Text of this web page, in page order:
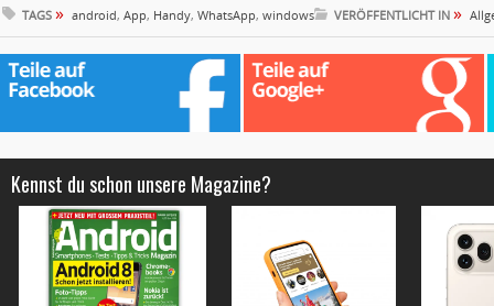
TAGS » android, App, Handy, WhatsApp, windows VERÖFFENTLICHT IN »
Kennst du schon unsere Magazine?